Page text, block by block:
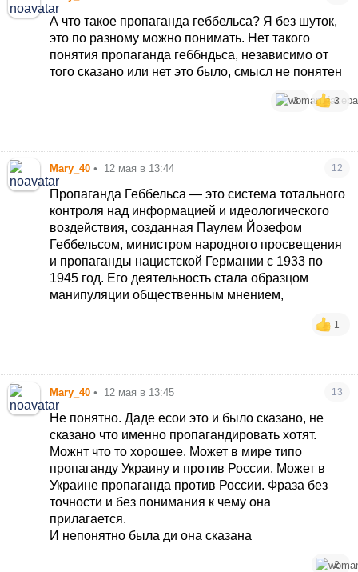
А что такое пропаганда геббельса? Я без шуток,
это по разному можно понимать. Нет такого
понятия пропаганда геббндьса, независимо от
того сказано или нет это было, смысл не понятен
3 3
Mary_40 • 12 мая в 13:44 12
Пропаганда Геббельса — это система тотального
контроля над информацией и идеологического
воздействия, созданная Паулем Йозефом
Геббельсом, министром народного просвещения
и пропаганды нацистской Германии с 1933 по
1945 год. Его деятельность стала образцом
манипуляции общественным мнением,
1
Mary_40 • 12 мая в 13:45 13
Не понятно. Даде есои это и было сказано, не
сказано что именно пропагандировать хотят.
Можнт что то хорошее. Может в мире типо
пропаганду Украину и против России. Может в
Украине пропаганда против России. Фраза без
точности и без понимания к чему она
прилагается.
И непонятно была ди она сказана
2